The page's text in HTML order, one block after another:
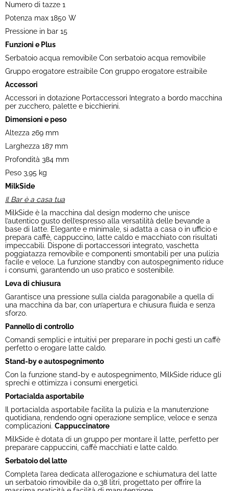
Numero di tazze 1
Potenza max 1850 W
Pressione in bar 15
Funzioni e Plus
Serbatoio acqua removibile Con serbatoio acqua removibile
Gruppo erogatore estraibile Con gruppo erogatore estraibile
Accessori
Accessori in dotazione Portaccessori Integrato a bordo macchina
per zucchero, palette e bicchierini.
Dimensioni e peso
Altezza 269 mm
Larghezza 187 mm
Profondità 384 mm
Peso 3,95 kg
MilkSide
Il Bar è a casa tua
MilkSide è la macchina dal design moderno che unisce
l’autentico gusto dell’espresso alla versatilità delle bevande a
base di latte. Elegante e minimale, si adatta a casa o in ufficio e
prepara caffè, cappuccino, latte caldo e macchiato con risultati
impeccabili. Dispone di portaccessori integrato, vaschetta
poggiatazza removibile e componenti smontabili per una pulizia
facile e veloce. La funzione standby con autospegnimento riduce
i consumi, garantendo un uso pratico e sostenibile.
Leva di chiusura
Garantisce una pressione sulla cialda paragonabile a quella di
una macchina da bar, con un’apertura e chiusura fluida e senza
sforzo.
Pannello di controllo
Comandi semplici e intuitivi per preparare in pochi gesti un caffè
perfetto o erogare latte caldo.
Stand-by e autospegnimento
Con la funzione stand-by e autospegnimento, MilkSide riduce gli
sprechi e ottimizza i consumi energetici.
Portacialda asportabile
Il portacialda asportabile facilita la pulizia e la manutenzione
quotidiana, rendendo ogni operazione semplice, veloce e senza
complicazioni. Cappuccinatore
MilkSide è dotata di un gruppo per montare il latte, perfetto per
preparare cappuccini, caffè macchiati e latte caldo.
Serbatoio del latte
Completa l’area dedicata all’erogazione e schiumatura del latte
un serbatoio rimovibile da 0,38 litri, progettato per offrire la